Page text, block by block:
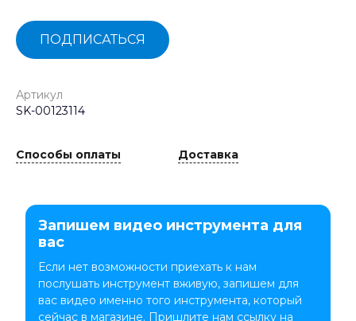
ПОДПИСАТЬСЯ
Артикул
SK-00123114
Способы оплаты Доставка
Запишем видео инструмента для
вас
Если нет возможности приехать к нам
послушать инструмент вживую, запишем для
вас видео именно того инструмента, который
сейчас в магазине. Пришлите нам ссылку на